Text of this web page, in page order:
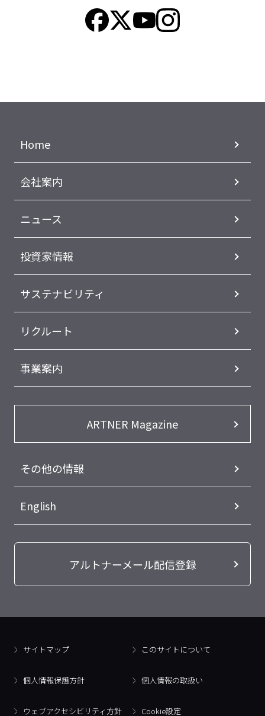
Home
会社案内
ニュース
投資家情報
サステナビリティ
リクルート
事業案内
ARTNER Magazine
その他の情報
English
アルトナーメール配信登録
サイトマップ このサイトについて
個人情報保護方針 個人情報の取扱い
ウェブアクセシビリティ方針 Cookie設定